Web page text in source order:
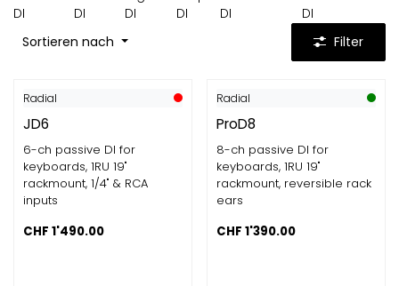
DI
DI
DI
DI
DI
DI
Sortieren nach
Filter
Radial
JD6
6-ch passive DI for
keyboards, 1RU 19"
rackmount, 1/4" & RCA
inputs
CHF 1'490.00
Radial
ProD8
8-ch passive DI for
keyboards, 1RU 19"
rackmount, reversible rack
ears
CHF 1'390.00